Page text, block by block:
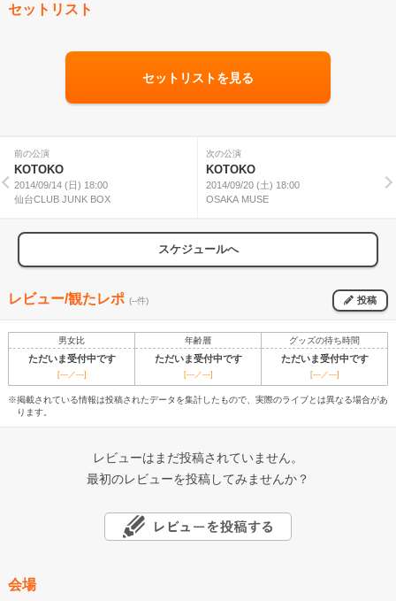
セットリスト
セットリストを見る
前の公演
KOTOKO
2014/09/14 (日) 18:00
仙台CLUB JUNK BOX
次の公演
KOTOKO
2014/09/20 (土) 18:00
OSAKA MUSE
スケジュールへ
レビュー/観たレポ (--件) 投稿
男女比 年齢層 グッズの待ち時間
ただいま受付中です ただいま受付中です ただいま受付中です
[---／---] [---／---] [---／---]
※掲載されている情報は投稿されたデータを集計したもので、実際のライブとは異なる場合があ
ります。
レビューはまだ投稿されていません。
最初のレビューを投稿してみませんか？
会場